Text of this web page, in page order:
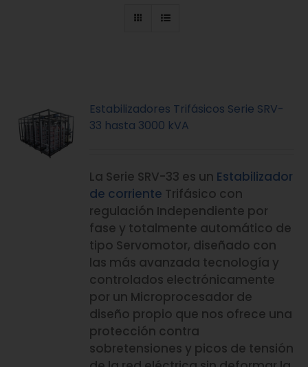
Estabilizadores Trifásicos Serie SRV-
33 hasta 3000 kVA
La Serie SRV-33 es un Estabilizador
de corriente Trifásico con
regulación Independiente por
fase y totalmente automático de
tipo Servomotor, diseñado con
las más avanzada tecnología y
controlados electrónicamente
por un Microprocesador de
diseño propio que nos ofrece una
protección contra
sobretensiones y picos de tensión